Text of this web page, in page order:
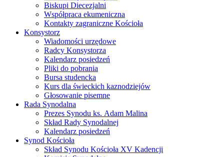
Biskupi Diecezjalni
Współpraca ekumeniczna
Kontakty zagraniczne Kościoła
Konsystorz
Wiadomości urzędowe
Radcy Konsystorza
Kalendarz posiedzeń
Pliki do pobrania
Bursa studencka
Kurs dla świeckich kaznodziejów
Głosowanie pisemne
Rada Synodalna
Prezes Synodu ks. Adam Malina
Skład Rady Synodalnej
Kalendarz posiedzeń
Synod Kościoła
Skład Synodu Kościoła XV Kadencji